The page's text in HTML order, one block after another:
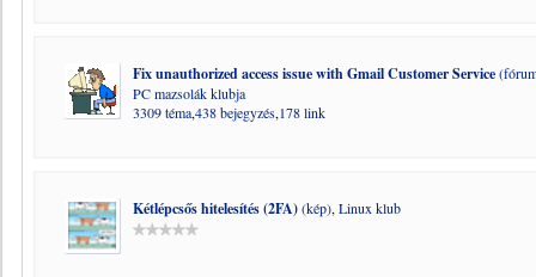
Fix unauthorized access issue with Gmail Customer Service
PC mazsolák klubja
3309 téma,438 bejegyzés,178 link
Kétlépcsős hitelesítés (2FA)(kép), Linux klub